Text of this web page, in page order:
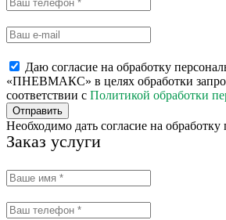
Даю согласие на обработку
«ПНЕВМАКС» в целях обработки
соответствии с Политикой обработки
Отправить
Необходимо дать согласие на
Заказ услуги